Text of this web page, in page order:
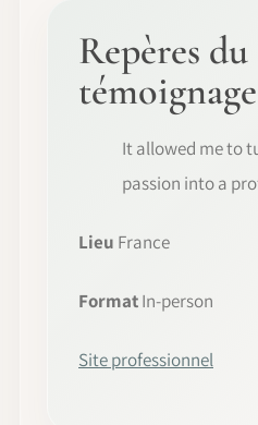
Repères du
témoignage
It allowed me to
passion into a
Lieu France
FormatIn-person
Site professionnel